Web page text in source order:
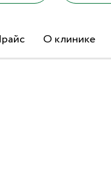
О клинике
Текст отзыва*